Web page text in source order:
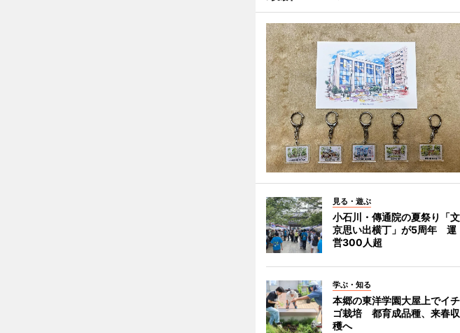
見る・遊ぶ
小石川・傳通院の夏祭り「文
京思い出横丁」が5周年 運
営300人超
学ぶ・知る
本郷の東洋学園大屋上でイチ
ゴ栽培 都育成品種、来春収
穫へ